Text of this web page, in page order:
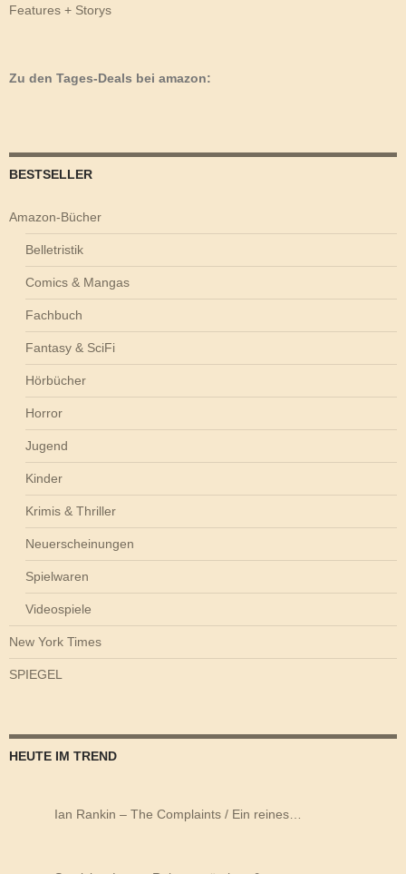
Features + Storys
Zu den Tages-Deals bei amazon:
BESTSELLER
Amazon-Bücher
Belletristik
Comics & Mangas
Fachbuch
Fantasy & SciFi
Hörbücher
Horror
Jugend
Kinder
Krimis & Thriller
Neuerscheinungen
Spielwaren
Videospiele
New York Times
SPIEGEL
HEUTE IM TREND
Ian Rankin – The Complaints / Ein reines…